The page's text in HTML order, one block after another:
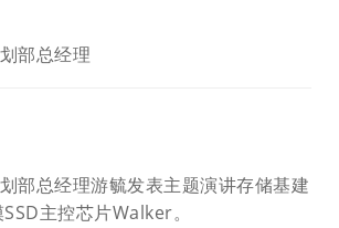
部总经理
部总经理游毓发表主题演讲存储基建
主控芯片Walker。